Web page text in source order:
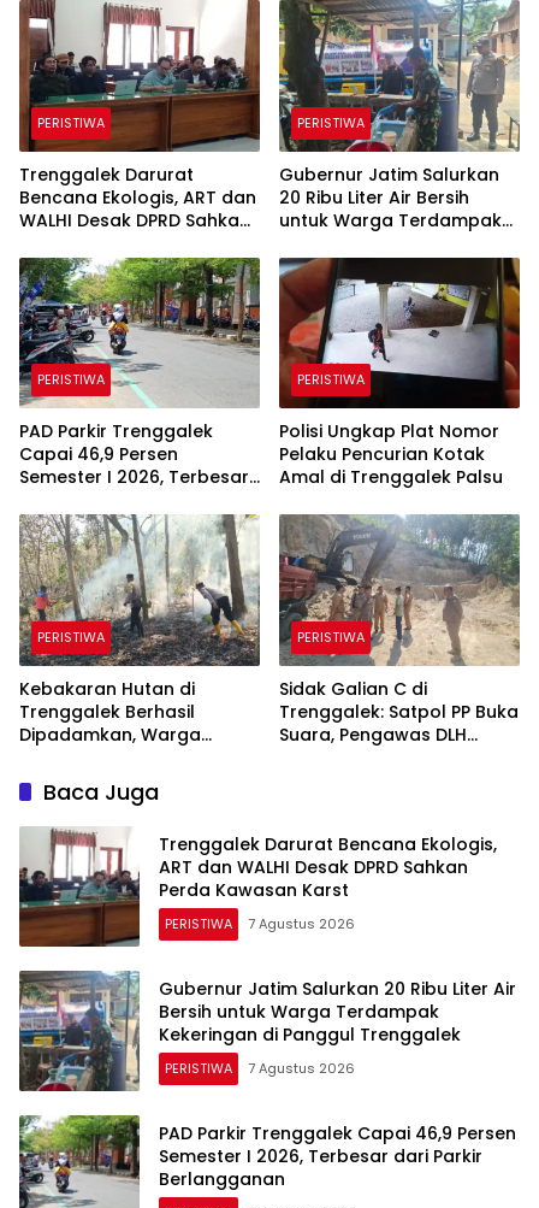
PERISTIWA
Trenggalek Darurat
Bencana Ekologis, ART dan
WALHI Desak DPRD Sahkan
PERISTIWA
Gubernur Jatim Salurkan
20 Ribu Liter Air Bersih
untuk Warga Terdampak
Trenggalek
PERISTIWA
PAD Parkir Trenggalek
Capai 46,9 Persen
Semester I 2026, Terbesar
PERISTIWA
Polisi Ungkap Plat Nomor
Pelaku Pencurian Kotak
Amal di Trenggalek Palsu
PERISTIWA
Kebakaran Hutan di
Trenggalek Berhasil
Dipadamkan, Warga
Karhutla
PERISTIWA
Sidak Galian C di
Trenggalek: Satpol PP Buka
Suara, Pengawas DLH
Baca Juga
Trenggalek Darurat Bencana Ekologis,
ART dan WALHI Desak DPRD Sahkan
Perda Kawasan Karst
PERISTIWA 7 Agustus 2026
Gubernur Jatim Salurkan 20 Ribu Liter Air
Bersih untuk Warga Terdampak
Kekeringan di Panggul Trenggalek
PERISTIWA 7 Agustus 2026
PAD Parkir Trenggalek Capai 46,9 Persen
Semester I 2026, Terbesar dari Parkir
Berlangganan